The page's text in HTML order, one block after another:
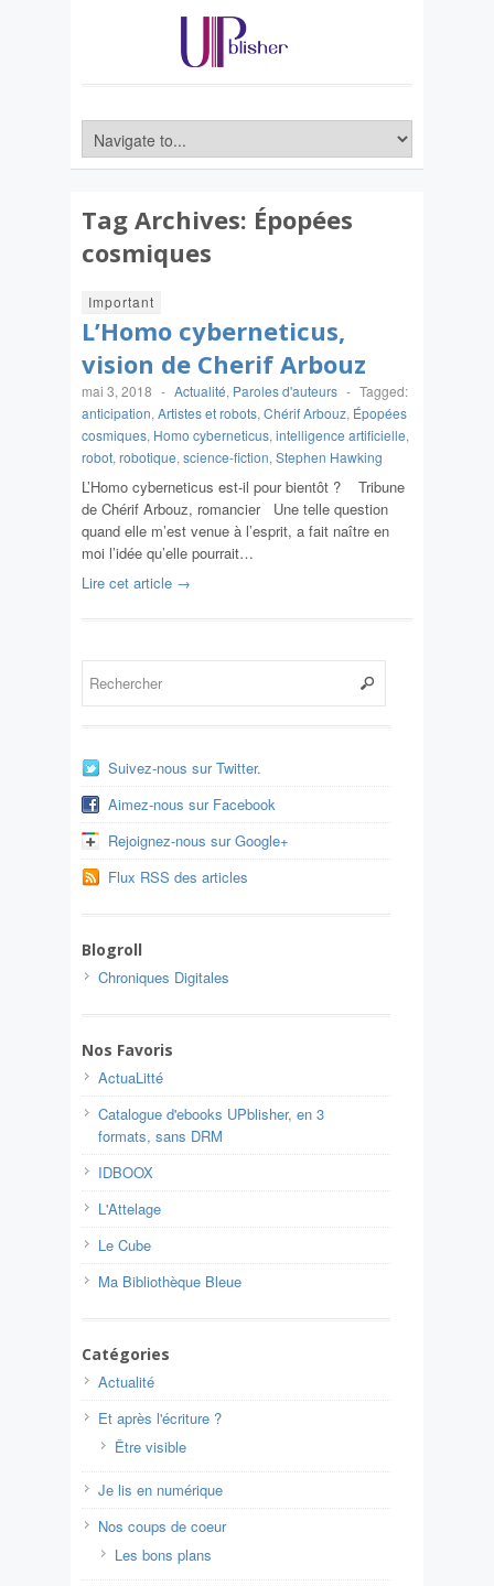
Tag Archives: Épopées
cosmiques
Important
L’Homo cyberneticus,
vision de Cherif Arbouz
mai 3, 2018 - Actualité, Paroles d'auteurs - Tagged:
anticipation, Artistes et robots, Chérif Arbouz, Épopées
cosmiques, Homo cyberneticus, intelligence artificielle,
robot, robotique, science-fiction, Stephen Hawking
L’Homo cyberneticus est-il pour bientôt ? Tribune
de Chérif Arbouz, romancier Une telle question
quand elle m’est venue à l’esprit, a fait naître en
moi l’idée qu’elle pourrait…
Lire cet article →
Suivez-nous sur Twitter.
Aimez-nous sur Facebook
Rejoignez-nous sur Google+
Flux RSS des articles
Blogroll
Chroniques Digitales
Nos Favoris
ActuaLitté
Catalogue d'ebooks UPblisher, en 3
formats, sans DRM
IDBOOX
L'Attelage
Le Cube
Ma Bibliothèque Bleue
Catégories
Actualité
Et après l'écriture ?
Être visible
Je lis en numérique
Nos coups de coeur
Les bons plans